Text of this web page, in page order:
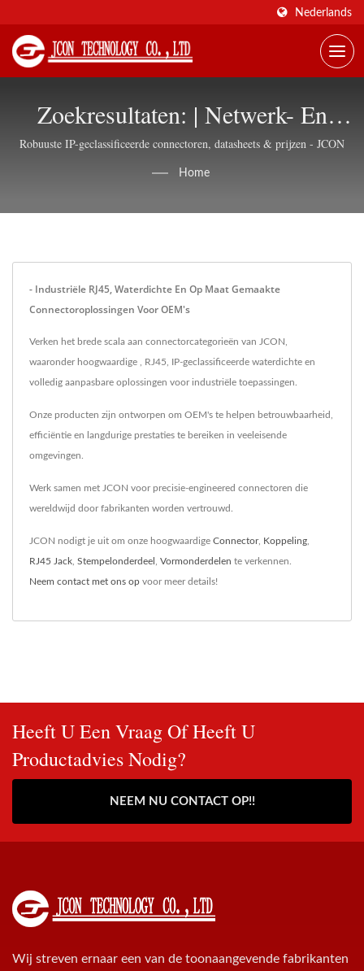
Nederlands
Zoekresultaten: | Netwerk- En
Industriële Connectoren,
Wereldwijde Levering - JCON
Robuuste IP-geclassificeerde connectoren, datasheets & prijzen - JCON
Home
- Industriële RJ45, Waterdichte En Op Maat Gemaakte
Connectoroplossingen Voor OEM's
Verken het brede scala aan connectorcategorieën van JCON,
waaronder hoogwaardige , RJ45, IP-geclassificeerde waterdichte en
volledig aanpasbare oplossingen voor industriële toepassingen.
Onze producten zijn ontworpen om OEM's te helpen betrouwbaarheid,
efficiëntie en langdurige prestaties te bereiken in veeleisende
omgevingen.
Werk samen met JCON voor precisie-engineered connectoren die
wereldwijd door fabrikanten worden vertrouwd.
JCON nodigt je uit om onze hoogwaardige Connector, Koppeling
RJ45 Jack Stempelonderdeel Vormonderdelen te verkennen.
Neem contact met ons op voor meer details!
Heeft U Een Vraag Of Heeft U
Productadvies Nodig?
NEEM NU CONTACT OP!!
Wij streven ernaar een van de toonaangevende fabrikanten